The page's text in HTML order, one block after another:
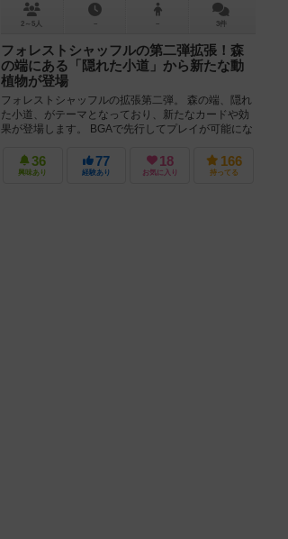
2～5人 － － 3件
フォレストシャッフルの第二弾拡張！森
の端にある「隠れた小道」から新たな動
植物が登場
フォレストシャッフルの拡張第二弾。 森の端、隠れ
た小道、がテーマとなっており、新たなカードや効
果が登場します。 BGAで先行してプレイが可能にな
36
興味あり
77
経験あり
18
お気に入り
166
持ってる